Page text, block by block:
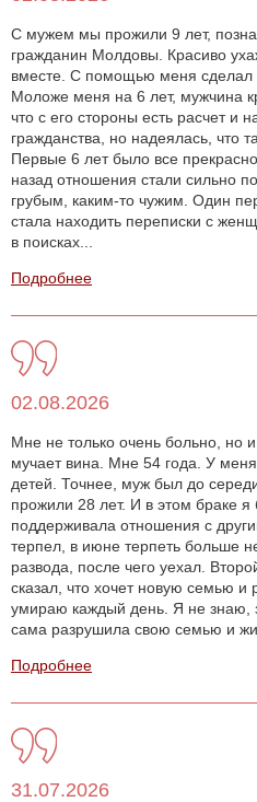
С мужем мы прожили 9 лет,
гражданин Молдовы. Красиво
вместе. С помощью меня сделал
Моложе меня на 6 лет, мужчина
что с его стороны есть расчет и
гражданства, но надеялась, что
Первые 6 лет было все
назад отношения стали сильно
грубым, каким-то чужим. Один
стала находить переписки с
в поисках...
Подробнее
02.08.2026
Мне не только очень больно, но
мучает вина. Мне 54 года. У
детей. Точнее, муж был до
прожили 28 лет. И в этом браке
поддерживала отношения с
терпел, в июне терпеть больше
развода, после чего уехал.
сказал, что хочет новую семью
умираю каждый день. Я не знаю,
сама разрушила свою семью и
Подробнее
31.07.2026